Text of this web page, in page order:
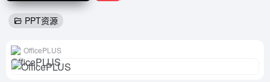
PPT资源
OfficePLUS